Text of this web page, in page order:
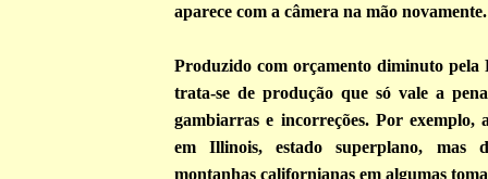
aparece com a câmera na mão novamente.
Produzido com orçamento diminuto pela
trata-se de produção que só vale a
gambiarras e incorreções. Por exemplo,
em Illinois, estado superplano, mas
montanhas californianas em algumas